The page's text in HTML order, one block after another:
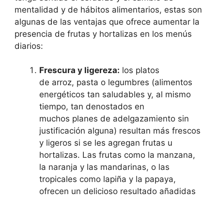
mentalidad y de hábitos alimentarios, estas son
algunas de las ventajas que ofrece aumentar la
presencia de frutas y hortalizas en los menús
diarios:
Frescura y ligereza: los platos
de arroz, pasta o legumbres (alimentos
energéticos tan saludables y, al mismo
tiempo, tan denostados en
muchos planes de adelgazamiento sin
justificación alguna) resultan más frescos
y ligeros si se les agregan frutas u
hortalizas. Las frutas como la manzana,
la naranja y las mandarinas, o las
tropicales como lapiña y la papaya,
ofrecen un delicioso resultado añadidas